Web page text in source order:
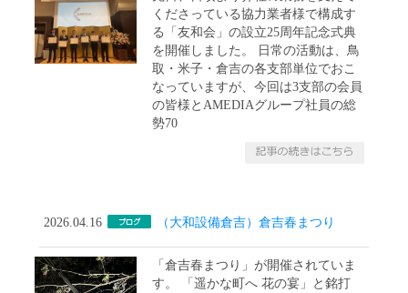
くださっている協力業者様で構成す
る「友和会」の設立25周年記念式典
を開催しました。 日常の活動は、鳥
取・米子・倉吉の各支部単位でおこ
なっていますが、今回は3支部の会員
の皆様とAMEDIAグループ社員の総
勢70
2026.04.16 （大和設備倉吉）倉吉春まつり
「倉吉春まつり」が開催されていま
す。 「遥かな町へ 花の宴」と銘打